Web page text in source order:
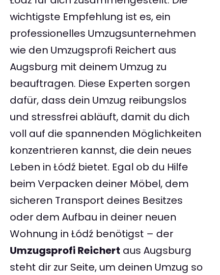
wichtigste Empfehlung ist es, ein
professionelles Umzugsunternehmen
wie den Umzugsprofi Reichert aus
Augsburg mit deinem Umzug zu
beauftragen. Diese Experten sorgen
dafür, dass dein Umzug reibungslos
und stressfrei abläuft, damit du dich
voll auf die spannenden Möglichkeiten
konzentrieren kannst, die dein neues
Leben in Łódź bietet. Egal ob du Hilfe
beim Verpacken deiner Möbel, dem
sicheren Transport deines Besitzes
oder dem Aufbau in deiner neuen
Wohnung in Łódź benötigst – der
Umzugsprofi Reichert aus Augsburg
steht dir zur Seite, um deinen Umzug so